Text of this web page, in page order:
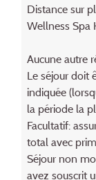
Distance sur
Wellness Spa
Aucune autre
Le séjour doit
indiquée
la période la
Facultatif:
total avec
Séjour non
avez souscrit